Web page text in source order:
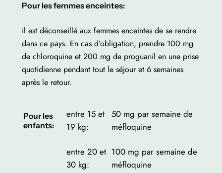
Pour les femmes enceintes:
il est déconseillé aux femmes enceintes de se rendre
dans ce pays. En cas d’obligation, prendre 100 mg
de chloroquine et 200 mg de proguanil en une prise
quotidienne pendant tout le séjour et 6 semaines
après le retour.
Pour les
enfants:
entre 15 et
19 kg:
50 mg par semaine de
méfloquine
entre 20 et
30 kg:
100 mg par semaine de
méfloquine